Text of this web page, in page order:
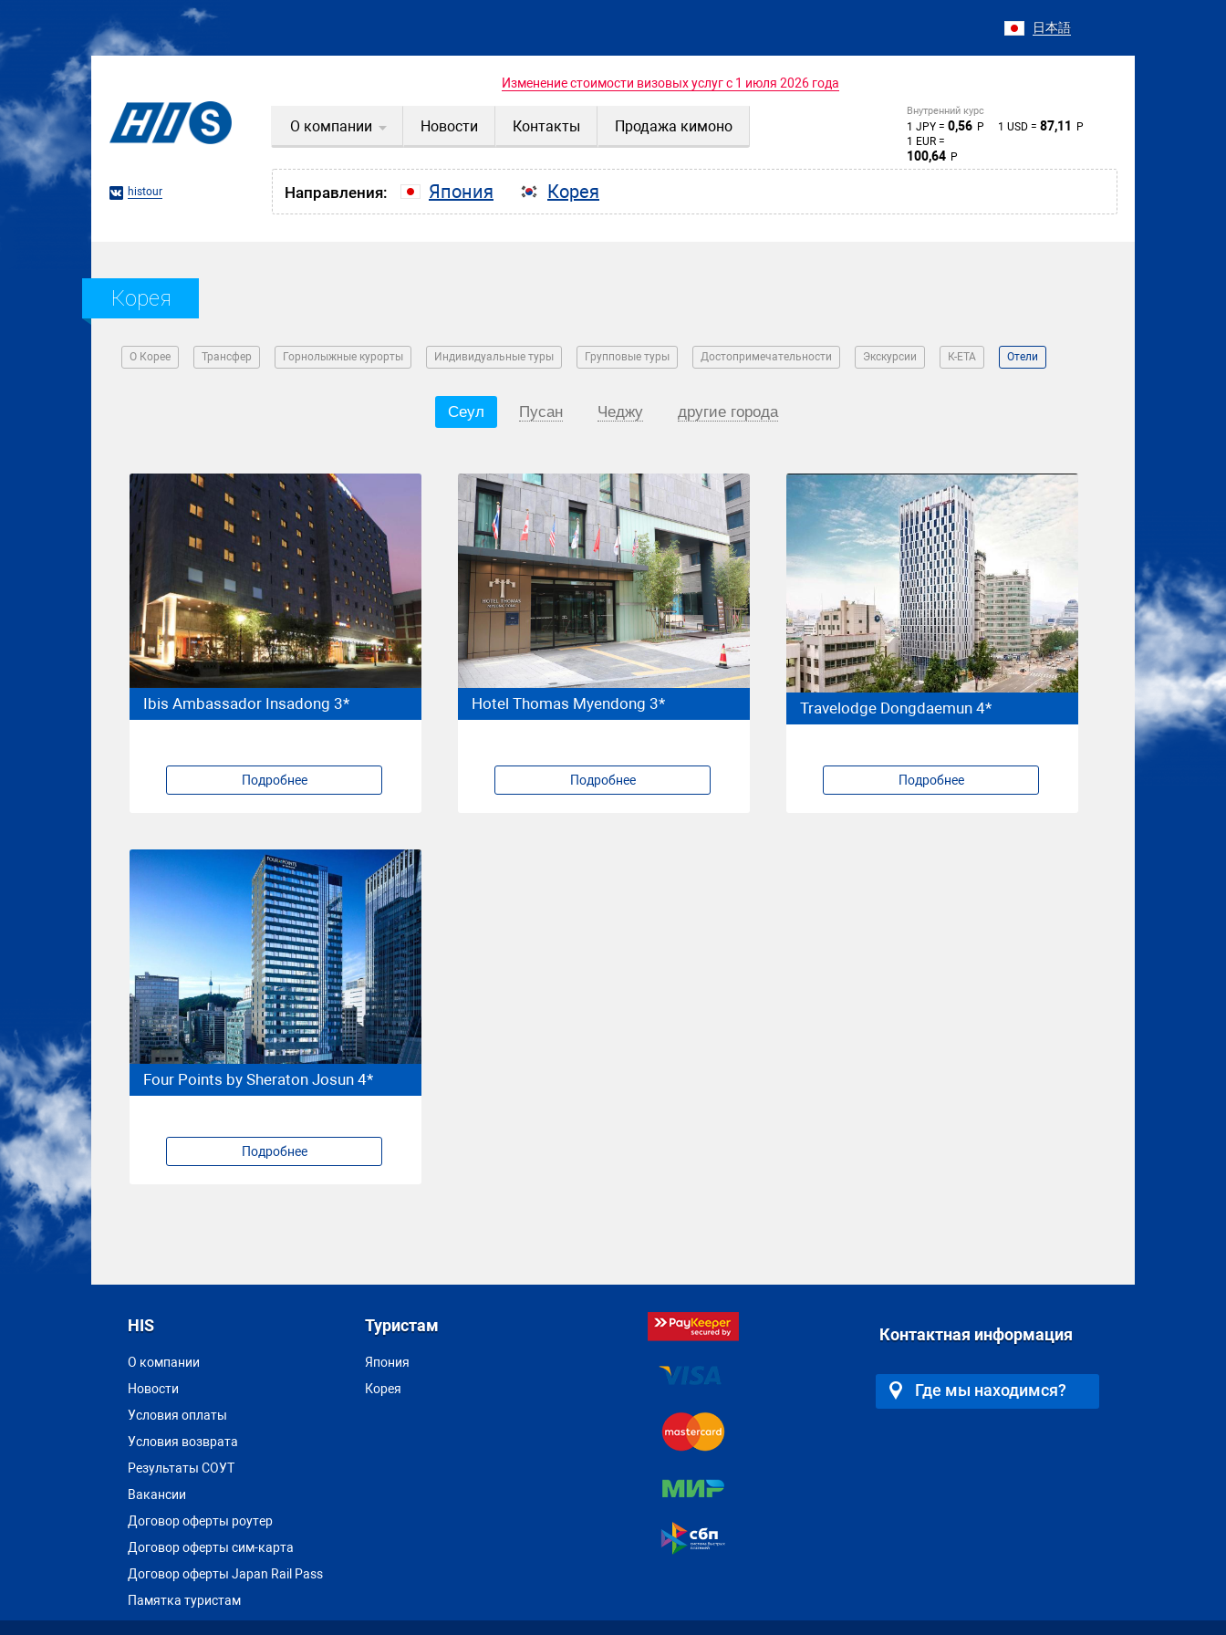
日本語
Изменение стоимости визовых услуг с 1 июля 2026 года
О компании Новости Контакты Продажа кимоно
Внутренний курс
1 JPY = 0,56 Р 1 USD = 87,11
Р
1 EUR =
100,64 Р
histour Направления: Япония Корея
Корея
О Корее Трансфер Горнолыжные курорты Индивидуальные туры Групповые туры Достопримечательности Экскурсии К-ЕТА Отели
Сеул Пусан Чеджу другие города
Подробнее
Ibis Ambassador Insadong 3*
Подробнее
Hotel Thomas Myendong 3*
Подробнее
Travelodge Dongdaemun 4*
Подробнее
Four Points by Sheraton Josun 4*
HIS
О компании
Новости
Условия оплаты
Условия возврата
Результаты СОУТ
Вакансии
Договор оферты роутер
Договор оферты сим-карта
Договор оферты Japan Rail Pass
Памятка туристам
Туристам
Япония
Корея
Контактная информация
Где мы находимся?